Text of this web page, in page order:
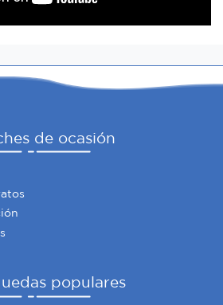
de ocasión
populares